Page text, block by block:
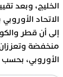
الخليج، وبعد
الاتحاد
إلى أن قطر
منخفضة وتعززان
الأوروبي، بحسب